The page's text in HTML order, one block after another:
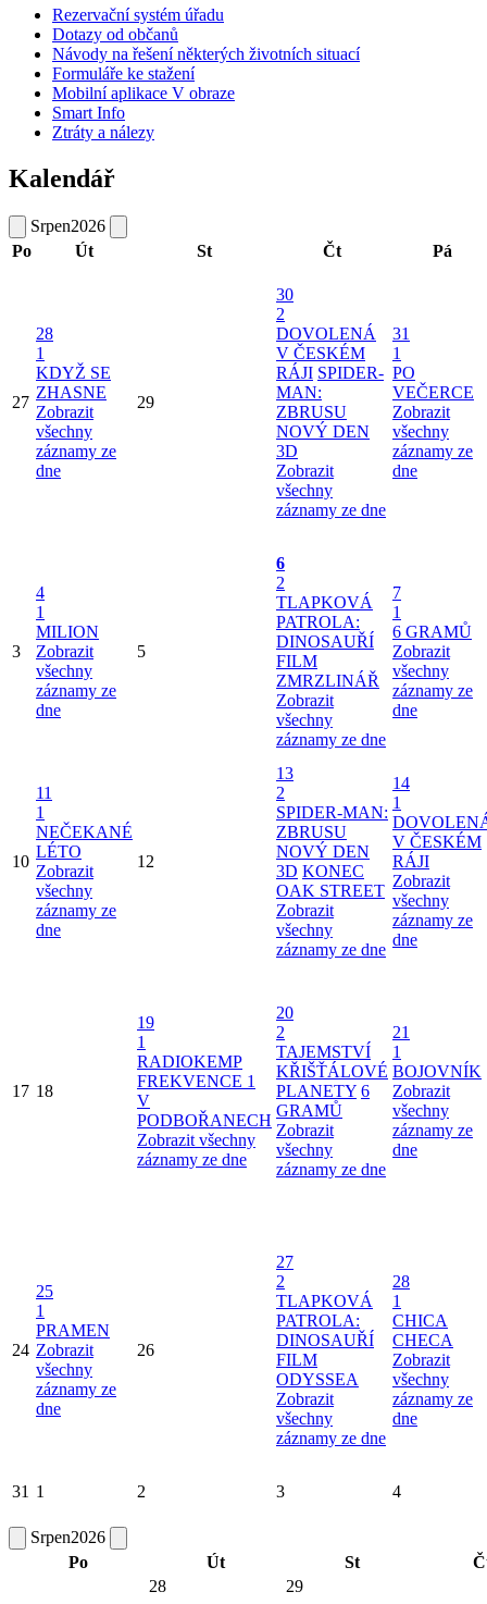
Rezervační systém úřadu
Dotazy od občanů
Návody na řešení některých životních situací
Formuláře ke stažení
Mobilní aplikace V obraze
Smart Info
Ztráty a nálezy
Kalendář
Srpen2026
Po
Út St Čt Pá
27
28
1
KDYŽ SE
ZHASNE
Zobrazit
všechny
záznamy ze
dne
29
30
2
DOVOLENÁ
V ČESKÉM
RÁJI SPIDER-
MAN:
ZBRUSU
NOVÝ DEN
3D
Zobrazit
všechny
záznamy ze dne
31
1
PO
VEČERCE
Zobrazit
všechny
záznamy ze
dne
3
4
1
MILION
Zobrazit
všechny
záznamy ze
dne
5
6
2
TLAPKOVÁ
PATROLA:
DINOSAUŘÍ
FILM
ZMRZLINÁŘ
Zobrazit
všechny
záznamy ze dne
7
1
6 GRAMŮ
Zobrazit
všechny
záznamy ze
dne
10
11
1
NEČEKANÉ
LÉTO
Zobrazit
všechny
záznamy ze
dne
12
13
2
SPIDER-MAN:
ZBRUSU
NOVÝ DEN
3D KONEC
OAK STREET
Zobrazit
všechny
záznamy ze dne
14
1
V ČESKÉM
RÁJI
Zobrazit
všechny
záznamy ze
dne
17 18
19
1
RADIOKEMP
FREKVENCE 1
V
PODBOŘANECH
Zobrazit všechny
záznamy ze dne
20
2
TAJEMSTVÍ
KŘIŠŤÁLOVÉ
PLANETY 6
GRAMŮ
Zobrazit
všechny
záznamy ze dne
21
1
BOJOVNÍK
Zobrazit
všechny
záznamy ze
dne
24
25
1
PRAMEN
Zobrazit
všechny
záznamy ze
dne
26
27
2
TLAPKOVÁ
PATROLA:
DINOSAUŘÍ
FILM
ODYSSEA
Zobrazit
všechny
záznamy ze dne
28
1
CHICA
CHECA
Zobrazit
všechny
záznamy ze
dne
31 1 2 3 4
Srpen2026
Po
Út St
28
29